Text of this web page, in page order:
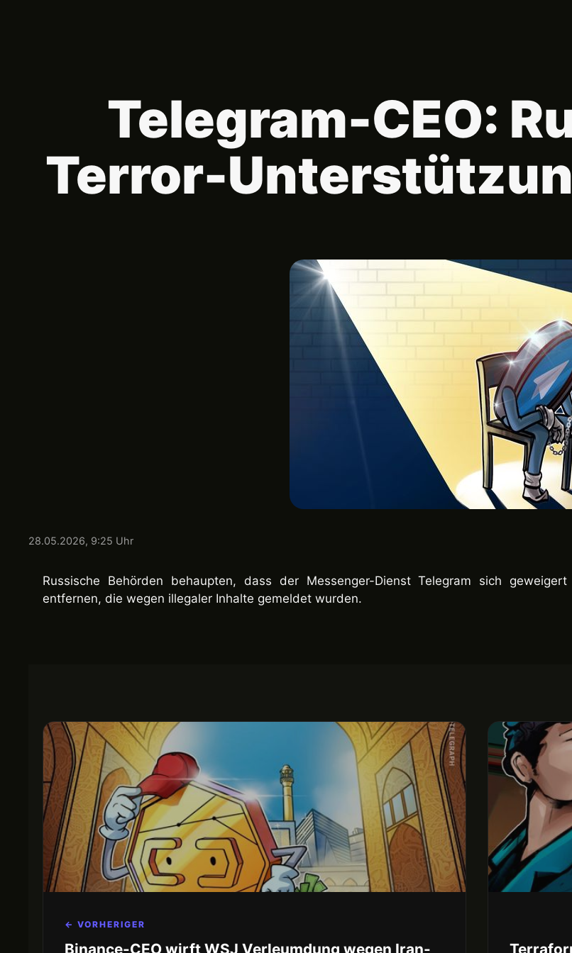
Telegram-CEO:
Terror-
28.05.2026, 9:25 Uhr
Russische Behörden behaupten, dass der Messenger-Dienst Telegram sich
entfernen, die wegen illegaler Inhalte gemeldet wurden.
← VORHERIGER
Binance-CEO wirft WSJ Verleumdung wegen Iran-